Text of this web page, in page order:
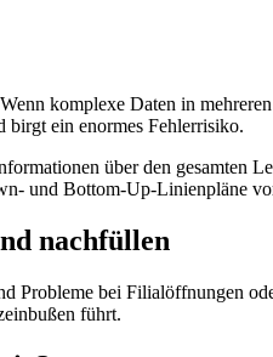
komplexe Daten in
birgt ein enormes Fehlerrisiko.
über den gesamten
und Bottom-Up-Linienpläne
nachfüllen
Probleme bei Filialöffnungen
führt.